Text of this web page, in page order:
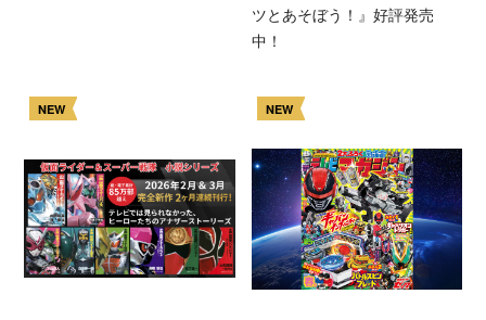
ツとあそぼう！』好評発売
中！
NEW NEW